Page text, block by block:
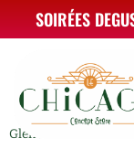
SOIRÉES
Glencairn